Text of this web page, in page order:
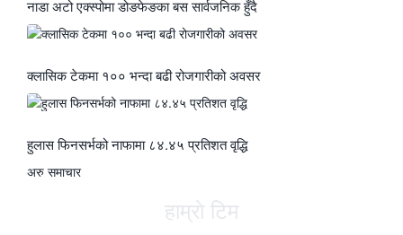
नाडा अटो एक्स्पोमा डोङफेङका बस सार्वजनिक हुँदै
क्लासिक टेकमा १०० भन्दा बढी रोजगारीको अवसर
हुलास फिनसर्भको नाफामा ८४.४५ प्रतिशत वृद्धि
अरु समाचार
हाम्राे टिम